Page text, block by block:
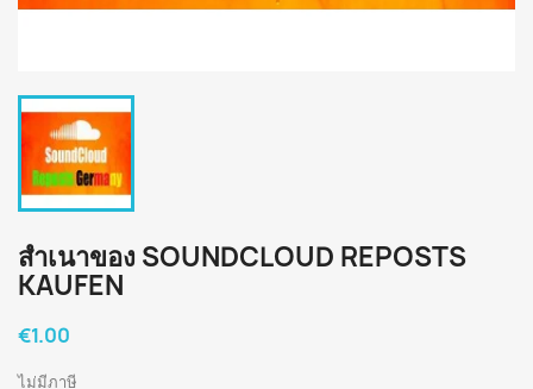
สำเนาของ SOUNDCLOUD REPOSTS
KAUFEN
€1.00
ไม่มีภาษี